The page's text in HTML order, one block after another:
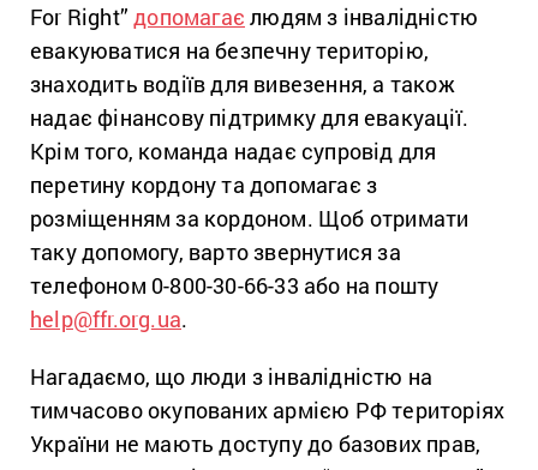
For Right”допомагає людям з інвалідністю
евакуюватися на безпечну територію,
знаходить водіїв для вивезення, а також
надає фінансову підтримку для евакуації.
Крім того, команда надає супровід для
перетину кордону та допомагає з
розміщенням за кордоном. Щоб отримати
таку допомогу, варто звернутися за
телефоном 0-800-30-66-33 або на пошту
help@ffr.org.ua.
Нагадаємо, що люди з інвалідністю на
тимчасово окупованих армією РФ територіях
України не мають доступу до базових прав,